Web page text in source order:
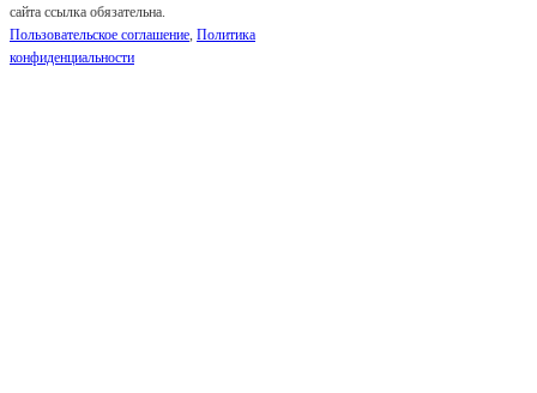
сайта ссылка обязательна.
Пользовательское соглашение, Политика
конфиденциальности